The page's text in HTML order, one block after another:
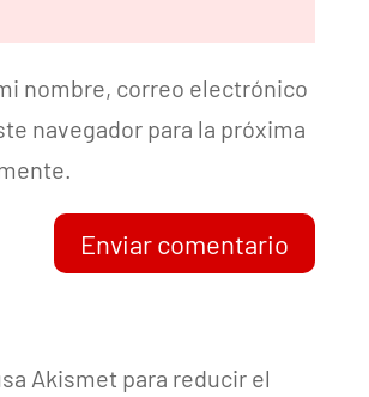
nombre, correo electrónico
navegador para la próxima
Enviar comentario
Akismet para reducir el